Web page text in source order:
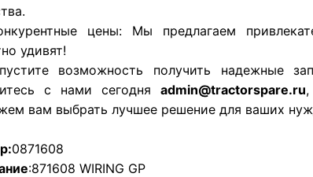
цены: Мы предлагаем
удивят!
возможность получить надежные
с нами сегодня admin@tractorspare.ru,
вам выбрать лучшее решение для ваших
0871608
:871608 WIRING GP